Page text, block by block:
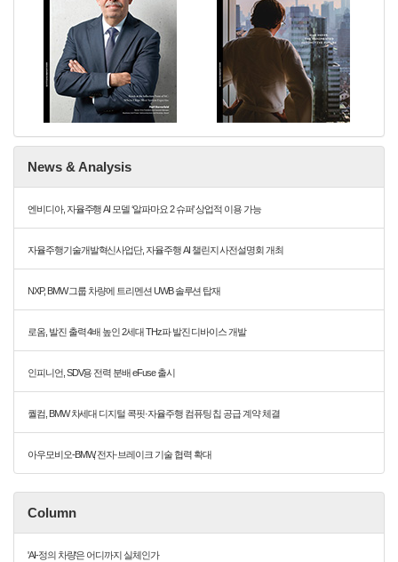
News & Analysis
엔비디아, 자율주행 AI 모델 ‘알파마요 2 슈퍼’ 상업적 이용 가능
자율주행기술개발혁신사업단, 자율주행 AI 챌린지 사전설명회 개최
NXP, BMW 그룹 차량에 트리멘션 UWB 솔루션 탑재
로옴, 발진 출력 4배 높인 2세대 THz파 발진 디바이스 개발
인피니언, SDV용 전력 분배 eFuse 출시
퀄컴, BMW 차세대 디지털 콕핏·자율주행 컴퓨팅 칩 공급 계약 체결
아우모비오-BMW, 전자·브레이크 기술 협력 확대
Column
'AI-정의 차량'은 어디까지 실체인가